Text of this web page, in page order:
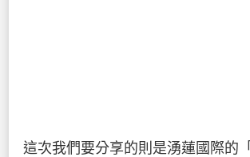
這次我們要分享的則是湧蓮國際的「